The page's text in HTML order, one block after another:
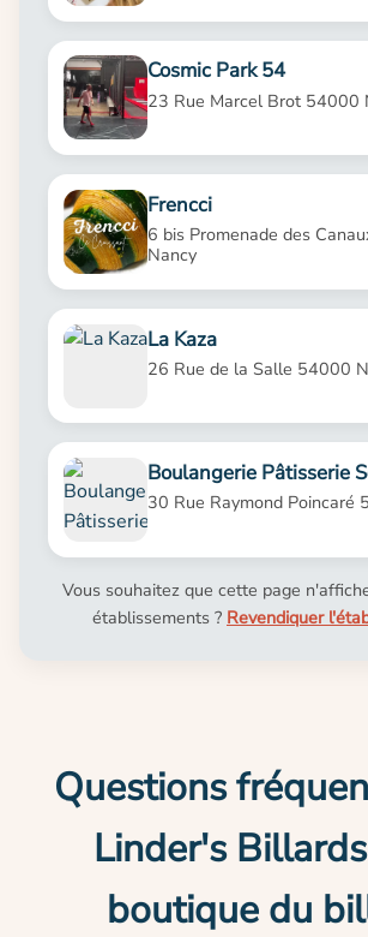
Cosmic Park 54
23 Rue Marcel Brot 54000
Frencci
6 bis Promenade des
Nancy
La Kaza
26 Rue de la Salle 54000
Boulangerie Pâtisserie
30 Rue Raymond Poincaré
Vous souhaitez que cette page
établissements ? Revendiquer
Questions
Linder's
boutique du